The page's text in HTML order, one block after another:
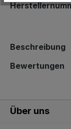
Beschreibung
Bewertungen
Über uns